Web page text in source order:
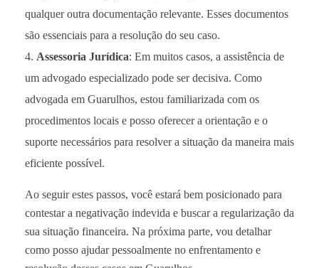
qualquer outra documentação relevante. Esses documentos
são essenciais para a resolução do seu caso.
Assessoria Jurídica: Em muitos casos, a assistência de
um advogado especializado pode ser decisiva. Como
advogada em Guarulhos, estou familiarizada com os
procedimentos locais e posso oferecer a orientação e o
suporte necessários para resolver a situação da maneira mais
eficiente possível.
Ao seguir estes passos, você estará bem posicionado para
contestar a negativação indevida e buscar a regularização da
sua situação financeira. Na próxima parte, vou detalhar
como posso ajudar pessoalmente no enfrentamento e